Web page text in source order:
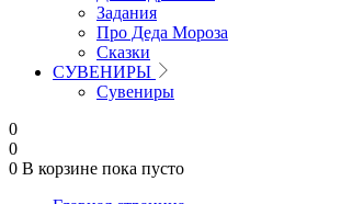
Задания
Про Деда Мороза
Сказки
СУВЕНИРЫ
Сувениры
0
0
0 В корзине пока пусто